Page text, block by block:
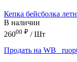
Кепка бейсболка
В наличии
26000 ₽ / Шт
Продать на WB